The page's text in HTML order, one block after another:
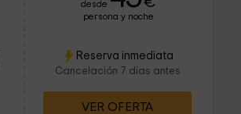
desde
persona y noche
Reserva inmediata
Cancelación 7 días antes
VER OFERTA